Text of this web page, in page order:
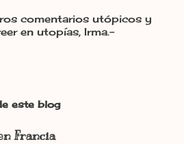
comentarios utópicos y
en utopías, Irma.-
este blog
Francia